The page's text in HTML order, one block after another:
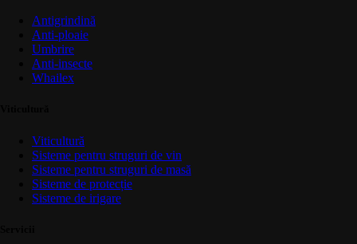
Antigrindină
Anti-ploaie
Umbrire
Anti-insecte
Whailex
Viticultură
Sisteme pentru struguri de vin
Sisteme pentru struguri de masă
Sisteme de protecție
Sisteme de irigare